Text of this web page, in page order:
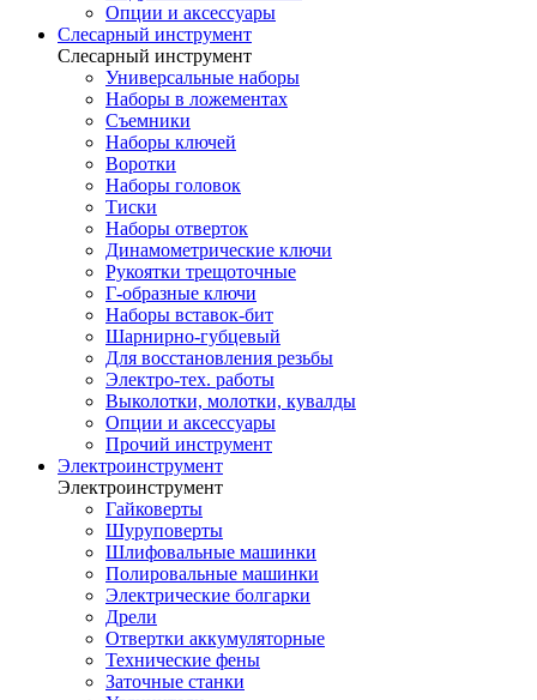
Опции и аксессуары
Слесарный инструмент
Слесарный инструмент
Универсальные наборы
Наборы в ложементах
Съемники
Наборы ключей
Воротки
Наборы головок
Тиски
Наборы отверток
Динамометрические ключи
Рукоятки трещоточные
Г-образные ключи
Наборы вставок-бит
Шарнирно-губцевый
Для восстановления резьбы
Электро-тех. работы
Выколотки, молотки, кувалды
Опции и аксессуары
Прочий инструмент
Электроинструмент
Электроинструмент
Гайковерты
Шуруповерты
Шлифовальные машинки
Полировальные машинки
Электрические болгарки
Дрели
Отвертки аккумуляторные
Технические фены
Заточные станки